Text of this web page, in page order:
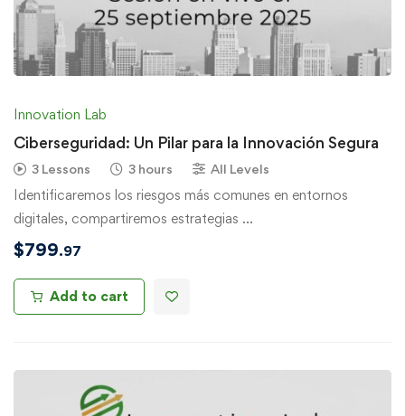
Innovation Lab
Ciberseguridad: Un Pilar para la Innovación Segura
3 Lessons 3 hours All Levels
Identificaremos los riesgos más comunes en entornos
digitales, compartiremos estrategias …
$799.97
Add to cart